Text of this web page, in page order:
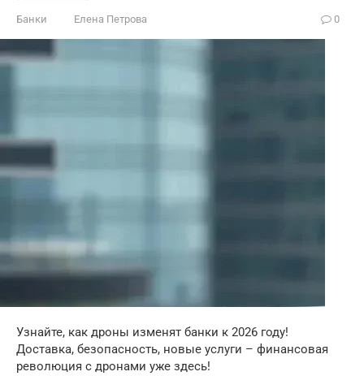
Банки Елена Петрова 0
Узнайте, как дроны изменят банки к 2026 году!
Доставка, безопасность, новые услуги – финансовая
революция с дронами уже здесь!